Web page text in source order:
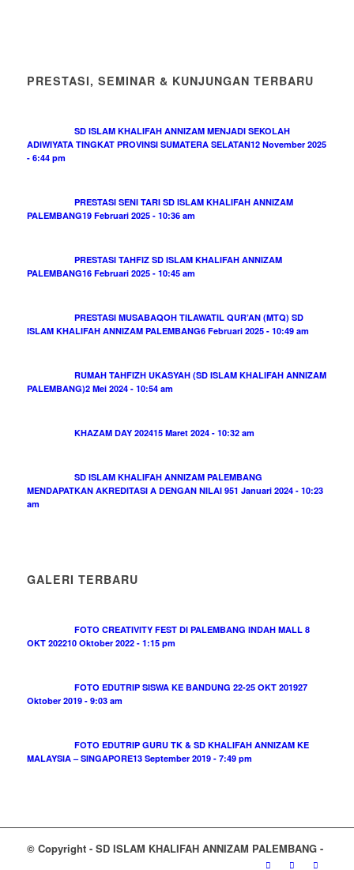
PRESTASI, SEMINAR & KUNJUNGAN TERBARU
SD ISLAM KHALIFAH ANNIZAM MENJADI SEKOLAH
ADIWIYATA TINGKAT PROVINSI SUMATERA SELATAN12 November 2025
- 6:44 pm
PRESTASI SENI TARI SD ISLAM KHALIFAH ANNIZAM
PALEMBANG19 Februari 2025 - 10:36 am
PRESTASI TAHFIZ SD ISLAM KHALIFAH ANNIZAM
PALEMBANG16 Februari 2025 - 10:45 am
PRESTASI MUSABAQOH TILAWATIL QUR’AN (MTQ) SD
ISLAM KHALIFAH ANNIZAM PALEMBANG6 Februari 2025 - 10:49 am
RUMAH TAHFIZH UKASYAH (SD ISLAM KHALIFAH ANNIZAM
PALEMBANG)2 Mei 2024 - 10:54 am
KHAZAM DAY 202415 Maret 2024 - 10:32 am
SD ISLAM KHALIFAH ANNIZAM PALEMBANG
MENDAPATKAN AKREDITASI A DENGAN NILAI 951 Januari 2024 - 10:23
am
GALERI TERBARU
FOTO CREATIVITY FEST DI PALEMBANG INDAH MALL 8
OKT 202210 Oktober 2022 - 1:15 pm
FOTO EDUTRIP SISWA KE BANDUNG 22-25 OKT 201927
Oktober 2019 - 9:03 am
FOTO EDUTRIP GURU TK & SD KHALIFAH ANNIZAM KE
MALAYSIA – SINGAPORE13 September 2019 - 7:49 pm
© Copyright - SD ISLAM KHALIFAH ANNIZAM PALEMBANG -